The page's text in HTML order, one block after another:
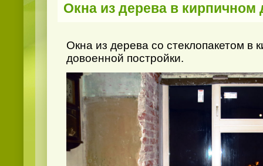
Окна из дерева в кирпичном
Окна из дерева со стеклопакетом в
довоенной постройки.